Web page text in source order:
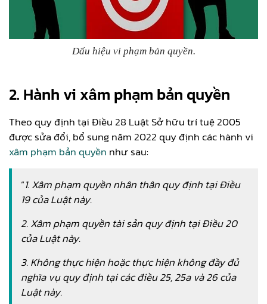
Dấu hiệu vi phạm bản quyền.
2. Hành vi xâm phạm bản quyền
Theo quy định tại Điều 28 Luật Sở hữu trí tuệ 2005
được sửa đổi, bổ sung năm 2022 quy định các hành vi
xâm phạm bản quyền như sau:
“1. Xâm phạm quyền nhân thân quy định tại Điều
19 của Luật này.
2. Xâm phạm quyền tài sản quy định tại Điều 20
của Luật này.
3. Không thực hiện hoặc thực hiện không đầy đủ
nghĩa vụ quy định tại các điều 25, 25a và 26 của
Luật này.